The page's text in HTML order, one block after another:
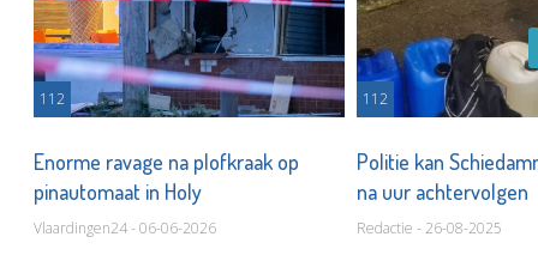
112
Enorme ravage na plofkraak op
pinautomaat in Holy
Vlaardingen24 - 06-06-2026
112
Politie kan
na uur achtervolgen
Redactie - 26-08-2025